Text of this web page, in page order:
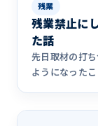
残業
残業禁止に
た話
先日取材の打
ようになった